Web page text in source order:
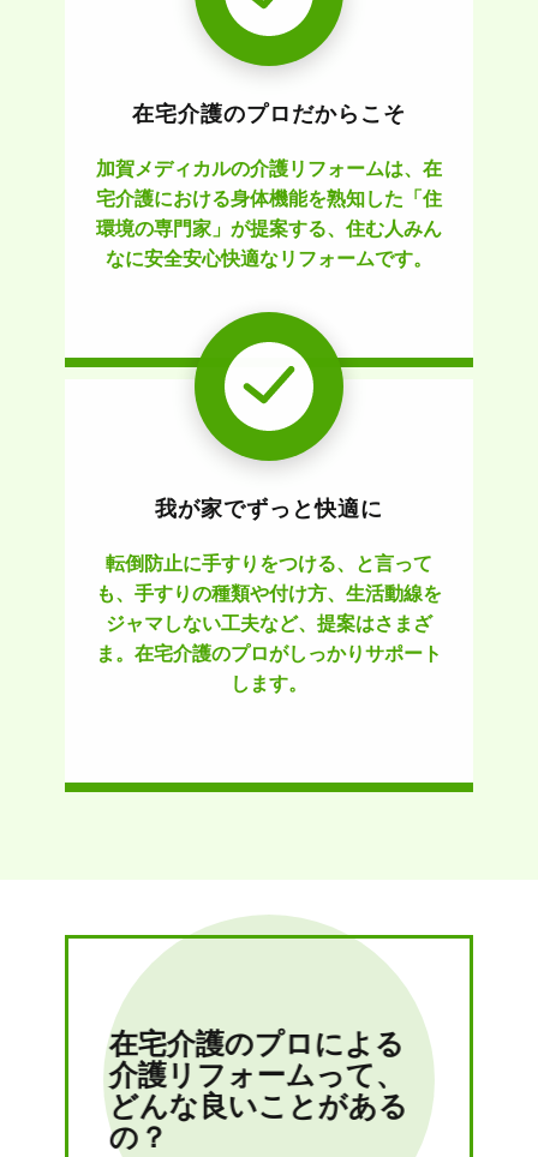
在宅介護のプロだからこそ
加賀メディカルの介護リフォームは、在
宅介護における身体機能を熟知した「住
環境の専門家」が提案する、住む人みん
なに安全安心快適なリフォームです。
我が家でずっと快適に
転倒防止に手すりをつける、と言って
も、手すりの種類や付け方、生活動線を
ジャマしない工夫など、提案はさまざ
ま。在宅介護のプロがしっかりサポート
します。
在宅介護のプロによる
介護リフォームって、
どんな良いことがある
の？